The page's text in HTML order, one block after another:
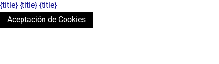
{title} {title} {title}
Aceptación de Cookies